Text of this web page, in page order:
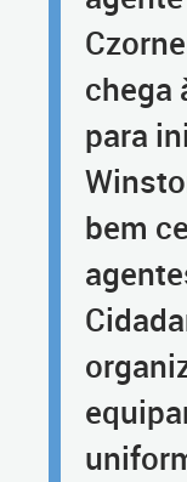
chega
para
bem